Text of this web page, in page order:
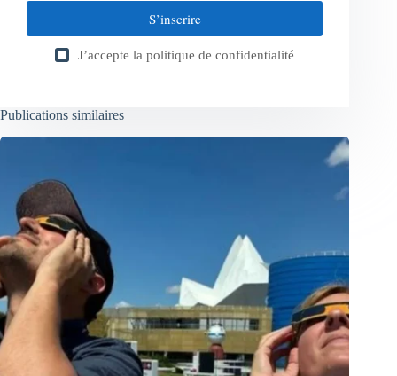
S’inscrire
J’accepte la politique de confidentialité
Publications similaires